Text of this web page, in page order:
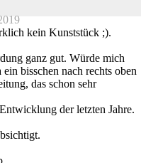
kein Kunststück ;).
ganz gut. Würde mich
bisschen nach rechts oben
das schon sehr
der letzten Jahre.